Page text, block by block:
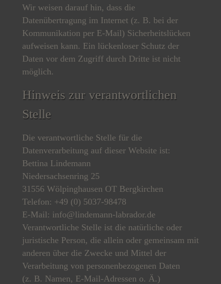
Wir weisen darauf hin, dass die
Datenübertragung im Internet (z. B. bei der
Kommunikation per E-Mail) Sicherheitslücken
aufweisen kann. Ein lückenloser Schutz der
Daten vor dem Zugriff durch Dritte ist nicht
möglich.
Hinweis zur verantwortlichen
Stelle
Die verantwortliche Stelle für die
Datenverarbeitung auf dieser Website ist:
Bettina Lindemann
Niedersachsenring 25
31556 Wölpinghausen OT Bergkirchen
Telefon: +49 (0) 5037-98478
E-Mail: info@lindemann-labrador.de
Verantwortliche Stelle ist die natürliche oder
juristische Person, die allein oder gemeinsam mit
anderen über die Zwecke und Mittel der
Verarbeitung von personenbezogenen Daten
(z. B. Namen, E-Mail-Adressen o. Ä.)